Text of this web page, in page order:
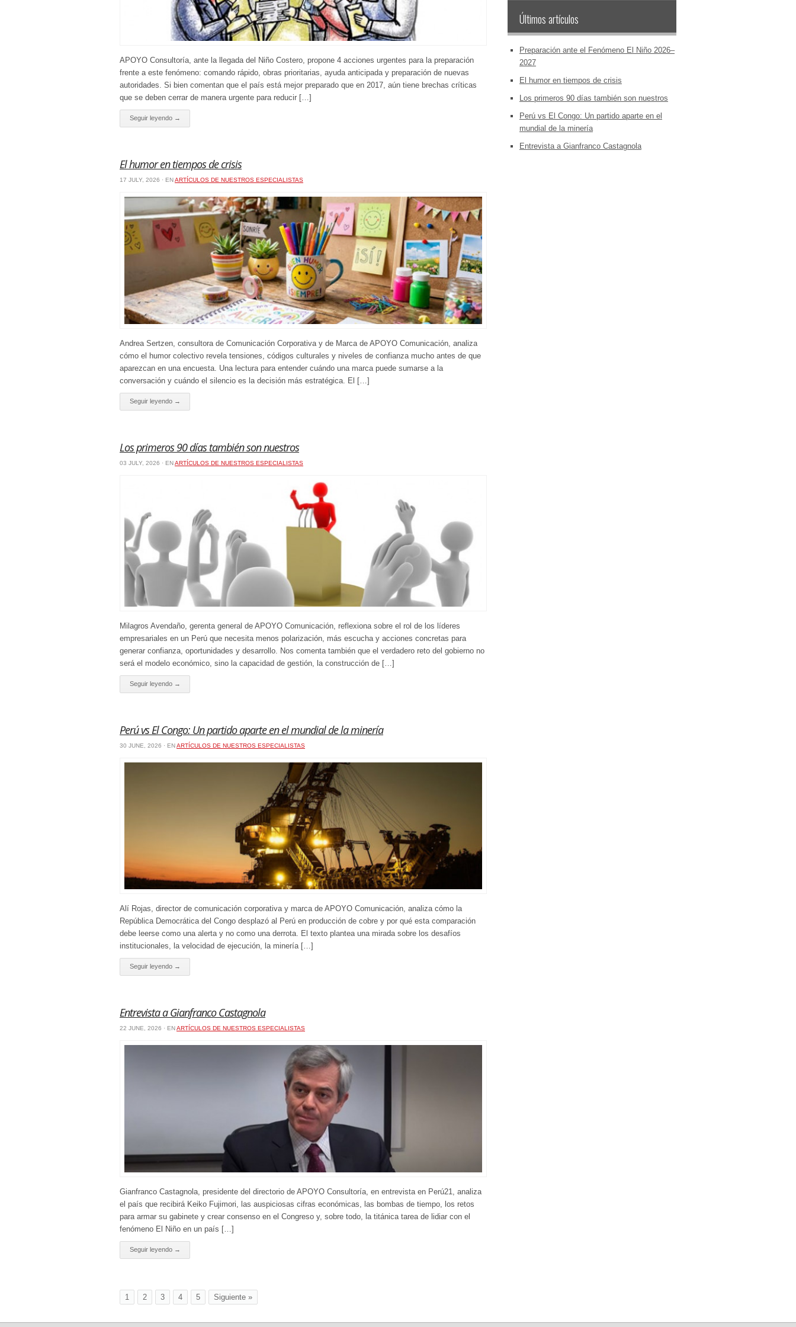
APOYO Consultoría, ante la llegada del Niño Costero, propone 4 acciones urgentes para la preparación
frente a este fenómeno: comando rápido, obras prioritarias, ayuda anticipada y preparación de nuevas
autoridades. Si bien comentan que el país está mejor preparado que en 2017, aún tiene brechas críticas
que se deben cerrar de manera urgente para reducir […]
Seguir leyendo →
El humor en tiempos de crisis
17 JULY, 2026 · ENARTÍCULOS DE NUESTROS ESPECIALISTAS
Andrea Sertzen, consultora de Comunicación Corporativa y de Marca de APOYO Comunicación, analiza
cómo el humor colectivo revela tensiones, códigos culturales y niveles de confianza mucho antes de que
aparezcan en una encuesta. Una lectura para entender cuándo una marca puede sumarse a la
conversación y cuándo el silencio es la decisión más estratégica. El […]
Seguir leyendo →
Los primeros 90 días también son nuestros
03 JULY, 2026 · ENARTÍCULOS DE NUESTROS ESPECIALISTAS
Milagros Avendaño, gerenta general de APOYO Comunicación, reflexiona sobre el rol de los líderes
empresariales en un Perú que necesita menos polarización, más escucha y acciones concretas para
generar confianza, oportunidades y desarrollo. Nos comenta también que el verdadero reto del gobierno no
será el modelo económico, sino la capacidad de gestión, la construcción de […]
Seguir leyendo →
Perú vs El Congo: Un partido aparte en el mundial de la minería
30 JUNE, 2026 · ENARTÍCULOS DE NUESTROS ESPECIALISTAS
Alí Rojas, director de comunicación corporativa y marca de APOYO Comunicación, analiza cómo la
República Democrática del Congo desplazó al Perú en producción de cobre y por qué esta comparación
debe leerse como una alerta y no como una derrota. El texto plantea una mirada sobre los desafíos
institucionales, la velocidad de ejecución, la minería […]
Seguir leyendo →
Entrevista a Gianfranco Castagnola
22 JUNE, 2026 · ENARTÍCULOS DE NUESTROS ESPECIALISTAS
Gianfranco Castagnola, presidente del directorio de APOYO Consultoría, en entrevista en Perú21, analiza
el país que recibirá Keiko Fujimori, las auspiciosas cifras económicas, las bombas de tiempo, los retos
para armar su gabinete y crear consenso en el Congreso y, sobre todo, la titánica tarea de lidiar con el
fenómeno El Niño en un país […]
Seguir leyendo →
1 2 3 4 5 Siguiente »
Últimos artículos
Preparación ante el Fenómeno El Niño 2026–
2027
El humor en tiempos de crisis
Los primeros 90 días también son nuestros
Perú vs El Congo: Un partido aparte en el
mundial de la minería
Entrevista a Gianfranco Castagnola